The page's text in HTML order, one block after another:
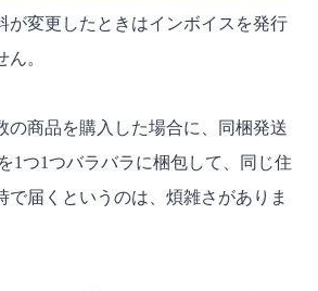
が変更したときはインボイスを発行
。
の商品を購入した場合に、同梱発送
1つ1つバラバラに梱包して、同じ住
で届くというのは、煩雑さがありま